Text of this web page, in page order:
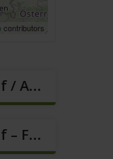
contributors
Mitarbeiter Verkauf / Außendienst (m/w/d)
Mitarbeiter Verkauf – Festanstellung (m/w/d)